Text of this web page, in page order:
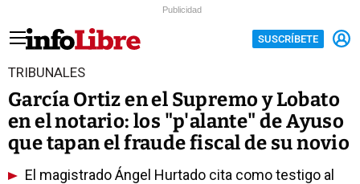
Publicidad
SUSCRÍBETE
TRIBUNALES
García Ortiz en el Supremo y Lobato
en el notario: los "p'alante" de Ayuso
que tapan el fraude fiscal de su novio
El magistrado Ángel Hurtado cita como testigo al